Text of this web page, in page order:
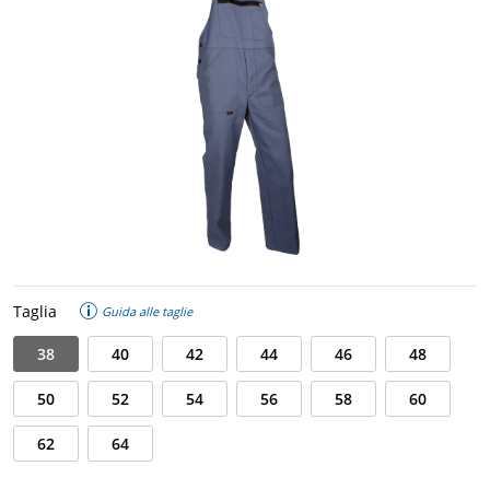
Taglia Guida alle taglie
38 40 42 44 46 48
50 52 54 56 58 60
62 64